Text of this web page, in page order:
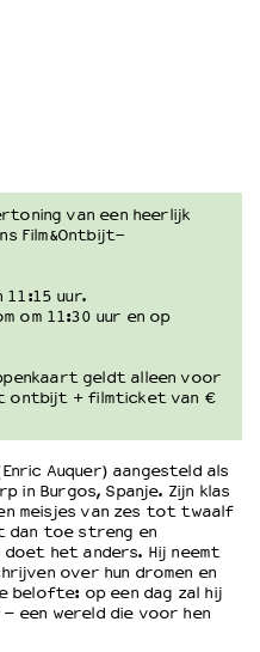
VNPF
van een heerlijk
Film&Ontbijt-
11:15 uur.
om 11:30 uur en op
geldt alleen voor
ontbijt + filmticket van €
Auquer) aangesteld als
in Burgos, Spanje. Zijn klas
meisjes van zes tot twaalf
dan toe streng en
het anders. Hij neemt
over hun dromen en
belofte: op een dag zal hij
– een wereld die voor hen